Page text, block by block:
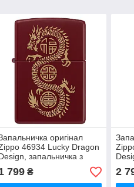
оригінал
46934 Lucky Dragon
запальничка з
драконом, запальничка
799₴ 2